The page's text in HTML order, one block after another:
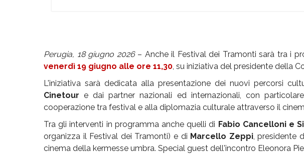
Perugia, 18 giugno 2026 – Anche il Festival dei Tramonti sarà tra i
venerdì 19 giugno alle ore 11,30, su iniziativa del presidente della
L'iniziativa sarà dedicata alla presentazione dei nuovi percorsi
Cinetoure dai partner nazionali ed internazionali, con
cooperazione tra festival e alla diplomazia culturale attraverso il
Tra gli interventi in programma anche quelli di Fabio Cancelloni e
organizza il Festival dei Tramonti) e di Marcello Zeppi, presidente
cinema della kermesse umbra. Special guest dell'incontro Eleonora